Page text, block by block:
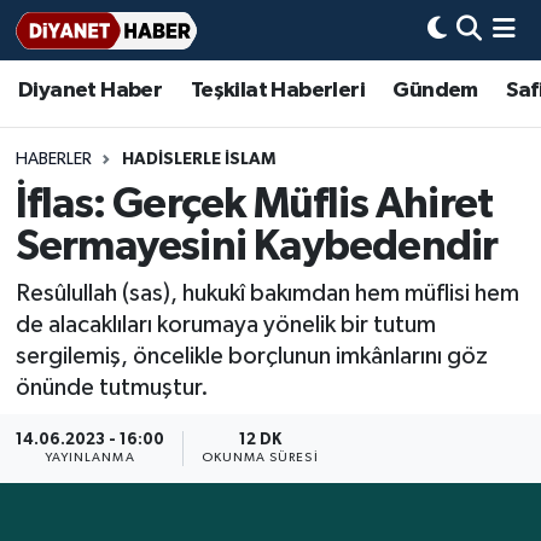
Diyanet Haber Teşkilat Haberleri Gündem
HABERLER HADISLERLE İSLAM
İflas: Gerçek Müflis Ahiret
Sermayesini Kaybedendir
Resûlullah (sas), hukukî bakımdan hem müflisi hem
de alacaklıları korumaya yönelik bir tutum
sergilemiş, öncelikle borçlunun imkânlarını göz
önünde tutmuştur.
14.06.2023 - 16:00
YAYINLANMA
12 DK
OKUNMA SÜRESI
Diyanet Haber
Teşkilat Haberleri
Adana Müftülüğü
Adıyaman Müftülüğü
Afyonkarahisar Müftülüğü
Aksaray Müftülüğü
Amasya Müftülüğü
Ankara Müftülüğü
Gündem
Bir Ayet
Bir Hikaye
Biyografiler
Diyanet Bilgi
Diyanet Takvimi
Dualar
Basında Bugün
DİYANET eKİTAP
Diyanet Dergi
Aile Dergisi
Aylık Dergi
İmam Hatip Okulları
Başmakale
Hadis-i Şerifler
Hayat Okumaları
Nöbetçi Eczaneler
Hava Durumu
Ankara Namaz Vakitleri
Süper Lig Puan Durumu ve Fikstür
Tüm Manşetler
Son Dakika Haberleri